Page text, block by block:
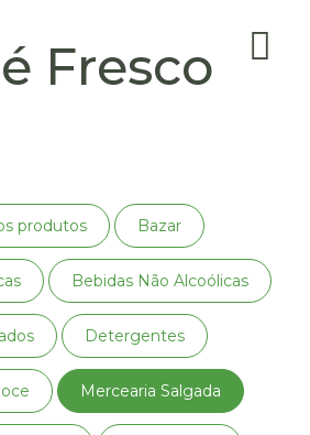
produtos Bazar
Bebidas Não Alcoólicas
Detergentes
Mercearia Salgada